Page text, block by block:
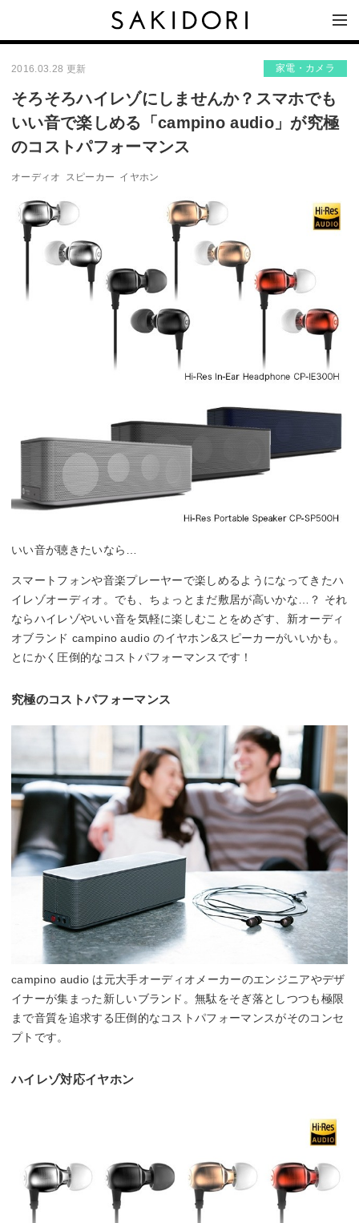
2016.03.28 更新 家電・カメラ
そろそろハイレゾにしませんか？スマホでも
いい音で楽しめる「campino audio」が究極
のコストパフォーマンス
オーディオ スピーカー イヤホン
いい音が聴きたいなら…
スマートフォンや音楽プレーヤーで楽しめるようになってきたハ
イレゾオーディオ。でも、ちょっとまだ敷居が高いかな…？ それ
ならハイレゾやいい音を気軽に楽しむことをめざす、新オーディ
オブランド campino audio のイヤホン&スピーカーがいいかも。
とにかく圧倒的なコストパフォーマンスです！
究極のコストパフォーマンス
campino audio は元大手オーディオメーカーのエンジニアやデザ
イナーが集まった新しいブランド。無駄をそぎ落としつつも極限
まで音質を追求する圧倒的なコストパフォーマンスがそのコンセ
プトです。
ハイレゾ対応イヤホン